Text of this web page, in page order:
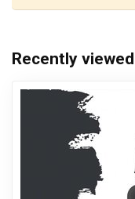
Recently viewed